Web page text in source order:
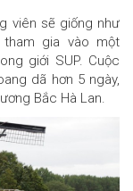
viên sẽ giống như
tham gia vào một
giới SUP. Cuộc
dã hơn 5 ngày,
Bắc Hà Lan.